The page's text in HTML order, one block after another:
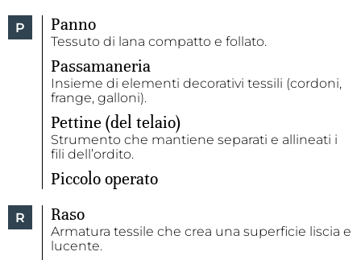
P Panno
Tessuto di lana compatto e follato.
Passamaneria
Insieme di elementi decorativi tessili (cordoni,
frange, galloni).
Pettine (del telaio)
Strumento che mantiene separati e allineati i
fili dell’ordito.
Piccolo operato
R Raso
Armatura tessile che crea una superficie liscia e
lucente.